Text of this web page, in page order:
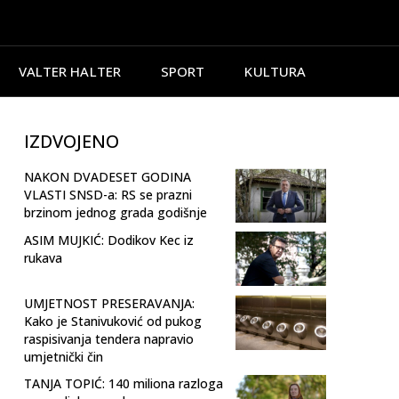
VALTER HALTER SPORT KULTURA
IZDVOJENO
NAKON DVADESET GODINA
VLASTI SNSD-a: RS se prazni
brzinom jednog grada godišnje
ASIM MUJKIĆ: Dodikov Kec iz
rukava
UMJETNOST PRESERAVANJA:
Kako je Stanivuković od pukog
raspisivanja tendera napravio
umjetnički čin
TANJA TOPIĆ: 140 miliona razloga